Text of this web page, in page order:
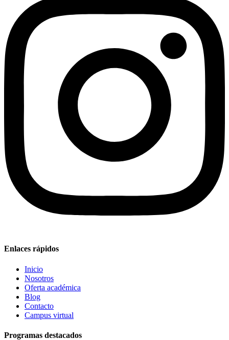
Enlaces rápidos
Inicio
Nosotros
Oferta académica
Blog
Contacto
Campus virtual
Programas destacados